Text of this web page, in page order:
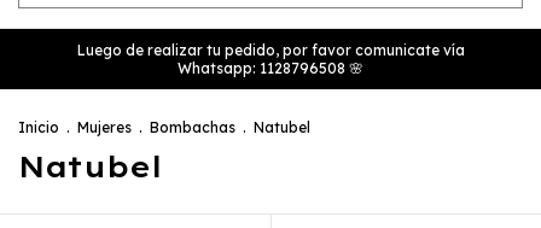
Luego de realizar tu pedido, por favor comunicate vía
Whatsapp: 1128796508 🌸
Inicio . Mujeres . Bombachas . Natubel
Natubel